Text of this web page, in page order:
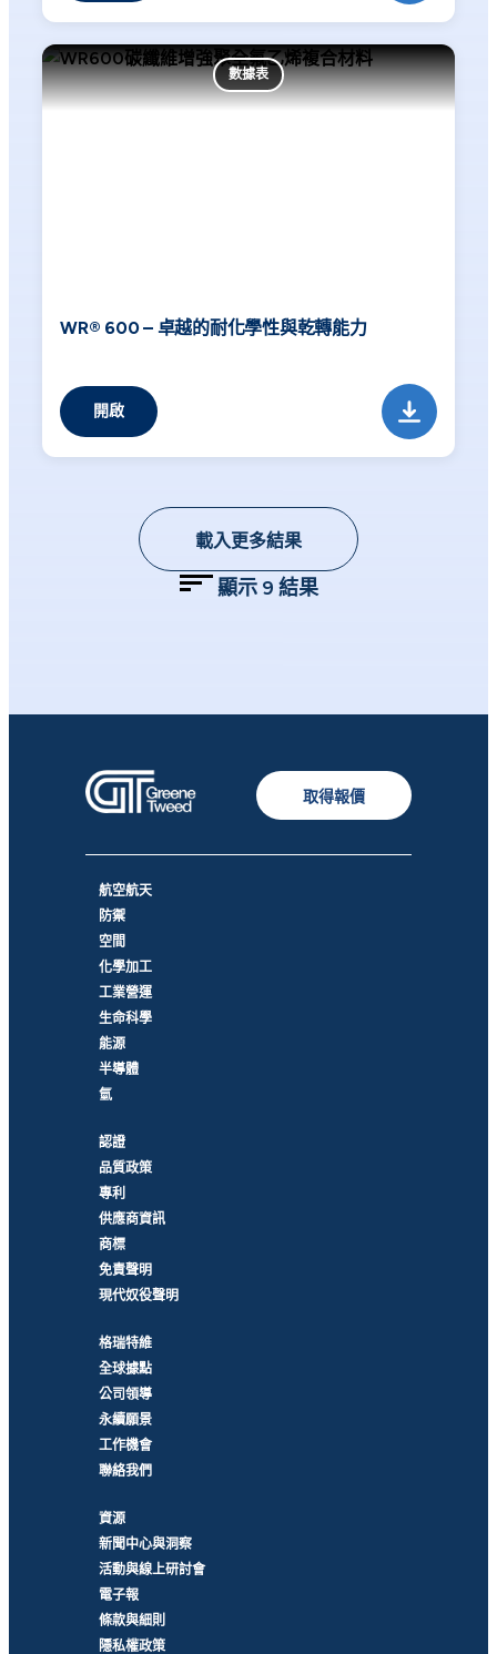
數據表
WR® 600 – 卓越的耐化學性與乾轉能力
開啟
載入更多結果
顯示 9 結果
取得報價
航空航天
防禦
空間
化學加工
工業營運
生命科學
能源
半導體
氫
認證
品質政策
專利
供應商資訊
商標
免責聲明
現代奴役聲明
格瑞特維
全球據點
公司領導
永續願景
工作機會
聯絡我們
資源
新聞中心與洞察
活動與線上研討會
電子報
條款與細則
隱私權政策